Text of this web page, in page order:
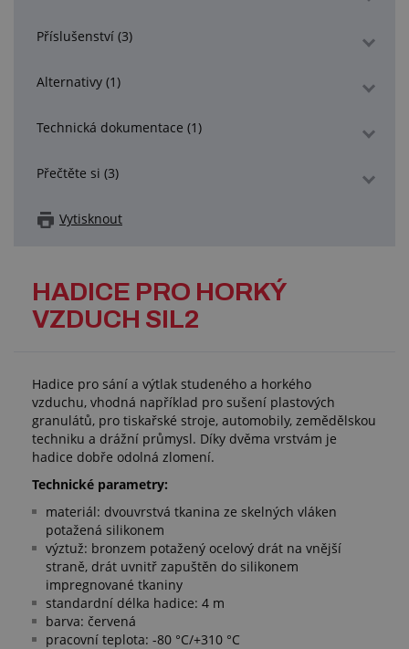
Příslušenství (3)
Alternativy (1)
Technická dokumentace (1)
Přečtěte si (3)
Vytisknout
HADICE PRO HORKÝ
VZDUCH SIL2
Hadice pro sání a výtlak studeného a horkého
vzduchu, vhodná například pro sušení plastových
granulátů, pro tiskařské stroje, automobily, zemědělskou
techniku a drážní průmysl. Díky dvěma vrstvám je
hadice dobře odolná zlomení.
Technické parametry:
materiál: dvouvrstvá tkanina ze skelných vláken
potažená silikonem
výztuž: bronzem potažený ocelový drát na vnější
straně, drát uvnitř zapuštěn do silikonem
impregnované tkaniny
standardní délka hadice: 4 m
barva: červená
pracovní teplota: -80 °C/+310 °C